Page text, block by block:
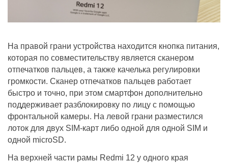
На правой грани устройства находится кнопка питания,
которая по совместительству является сканером
отпечатков пальцев, а также качелька регулировки
громкости. Сканер отпечатков пальцев работает
быстро и точно, при этом смартфон дополнительно
поддерживает разблокировку по лицу с помощью
фронтальной камеры. На левой грани разместился
лоток для двух SIM-карт либо одной для одной SIM и
одной microSD.
На верхней части рамы Redmi 12 у одного края